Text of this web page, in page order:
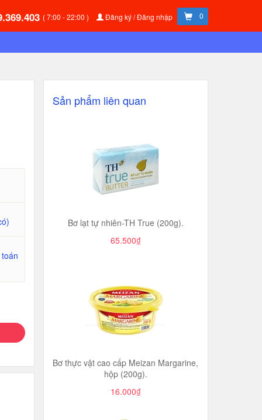
( 7:00 - 22:00 ) Đăng ký / Đăng nhập 0
Sản phẩm liên quan
Bơ lạt tự nhiên-TH True (200g).
65.500₫
Bơ thực vật cao cấp Meizan Margarine,
hộp (200g).
16.000₫